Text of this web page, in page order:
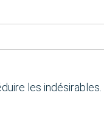
les indésirables.